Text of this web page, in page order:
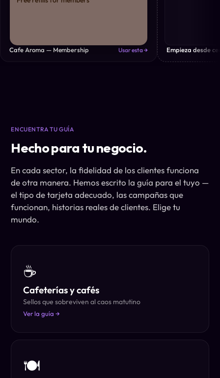
Cafe Aroma — Membership Usar esta → Empieza desde
ENCUENTRA TU GUÍA
Hecho para tu negocio.
En cada sector, la fidelidad de los clientes funciona
de otra manera. Hemos escrito la guía para el tuyo —
el tipo de tarjeta adecuado, las campañas que
funcionan, historias reales de clientes. Elige tu
mundo.
☕
Cafeterías y cafés
Sellos que sobreviven al caos matutino
Ver la guía →
🍽